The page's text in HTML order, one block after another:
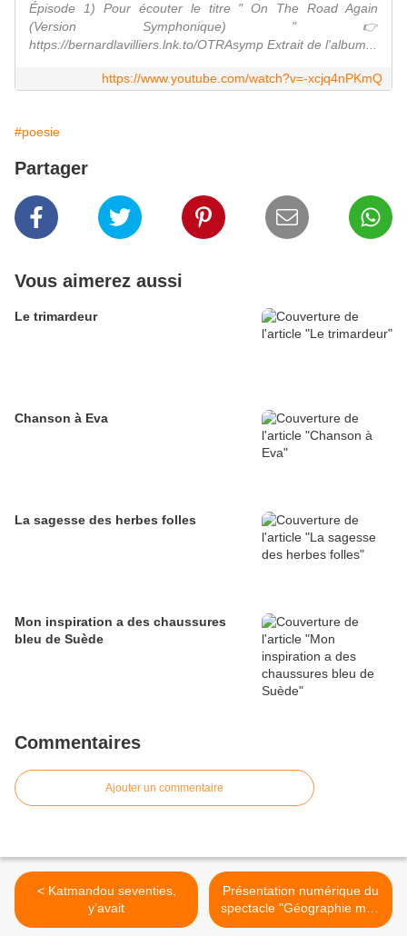
Épisode 1) Pour écouter le titre " On The Road Again
(Version Symphonique) " 👉
https://bernardlavilliers.lnk.to/OTRAsymp Extrait de l'album...
https://www.youtube.com/watch?v=-xcjq4nPKmQ
#poesie
Partager
Vous aimerez aussi
Le trimardeur
Chanson à Eva
La sagesse des herbes folles
Mon inspiration a des chaussures
bleu de Suède
Commentaires
Ajouter un commentaire
< Katmandou seventies,
y’avait
Présentation numérique du
spectacle "Géographie mon
Amour" >